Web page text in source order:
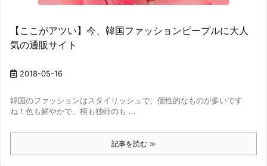
【ここがアツい】今、韓国ファッションピープルに大人
気の通販サイト
2018-05-16
韓国のファッションはスタイリッシュで、個性的なものが多いです
ね！色も鮮やかで、柄も独特のも ...
記事を読む ≫